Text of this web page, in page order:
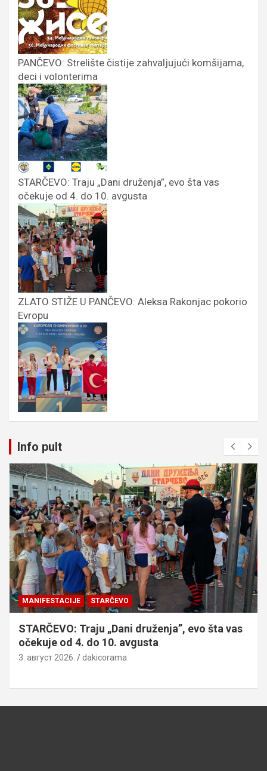
PANČEVO: Strelište čistije zahvaljujući komšijama,
deci i volonterima
STARČEVO: Traju „Dani druženja”, evo šta vas
očekuje od 4. do 10. avgusta
ZLATO STIŽE U PANČEVO: Aleksa Rakonjac pokorio
Evropu
Info pult
MANIFESTACIJE STARČEVO
STARČEVO: Traju „Dani druženja”, evo šta vas
očekuje od 4. do 10. avgusta
3. август 2026. dakicorama